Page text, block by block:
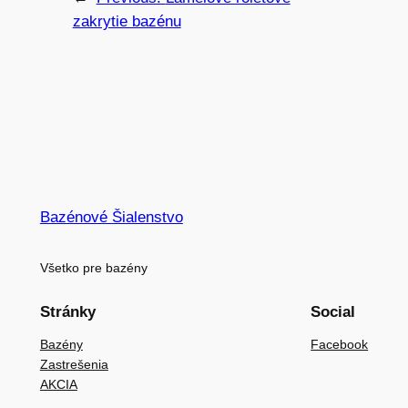
zakrytie bazénu
Bazénové Šialenstvo
Všetko pre bazény
Stránky
Bazény
Zastrešenia
AKCIA
Social
Facebook